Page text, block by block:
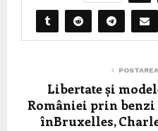
Libertate și
României prin
înBruxelles,